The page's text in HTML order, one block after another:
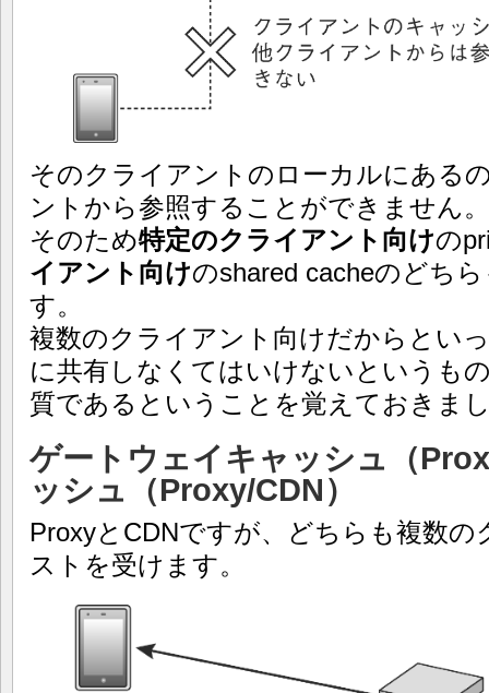
そのクライアントのローカルにある
ントから参照することができません。
そのため特定のクライアント向けの
イアント向けのshared cacheのどち
す。
複数のクライアント向けだからとい
に共有しなくてはいけないというも
質であるということを覚えておきま
ゲートウェイキャッシュ（
ッシュ（Proxy/CDN）
ProxyとCDNですが、どちらも複数
ストを受けます。